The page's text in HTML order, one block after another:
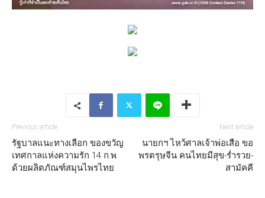
Previous article
รัฐบาลแนะทางเลือก ของขวัญ
เทศกาลแห่งความรัก 14 ก.พ.
ด้วยผลิตภัณฑ์สมุนไพรไทย
Next article
นายกฯ ไหว้ศาลเจ้าพ่อเสือ ขอ
พรตรุษจีน คนไทยมีสุข-ร่ำรวย-
สามัคคี